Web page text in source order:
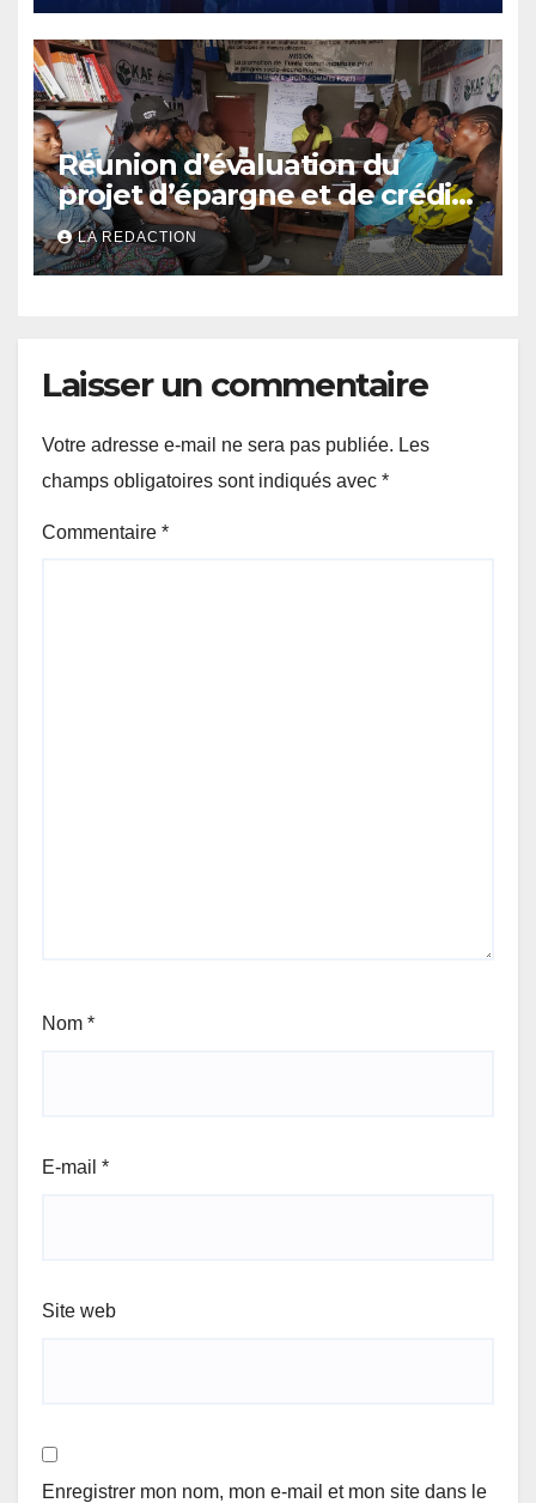
finances publiques
Réunion d’évaluation du
projet d’épargne et de crédit
de JIRANI MSAADA Asbl : des
résultats encourageants et
une expansion annoncée
LA REDACTION
Laisser un commentaire
Votre adresse e-mail ne sera pas publiée. Les
champs obligatoires sont indiqués avec *
Commentaire *
Nom *
E-mail *
Site web
Enregistrer mon nom, mon e-mail et mon site dans le